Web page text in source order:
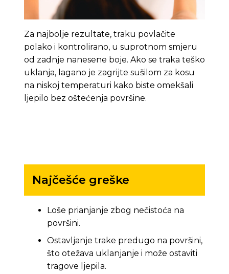
Za najbolje rezultate, traku povlačite
polako i kontrolirano, u suprotnom smjeru
od zadnje nanesene boje. Ako se traka teško
uklanja, lagano je zagrijte sušilom za kosu
na niskoj temperaturi kako biste omekšali
ljepilo bez oštećenja površine.
Najčešće greške
Loše prianjanje zbog nečistoća na
površini.
Ostavljanje trake predugo na površini,
što otežava uklanjanje i može ostaviti
tragove ljepila.